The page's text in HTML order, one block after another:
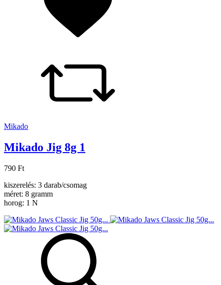
Mikado
Mikado Jig 8g 1
790 Ft
kiszerelés: 3 darab/csomag
méret: 8 gramm
horog: 1 N